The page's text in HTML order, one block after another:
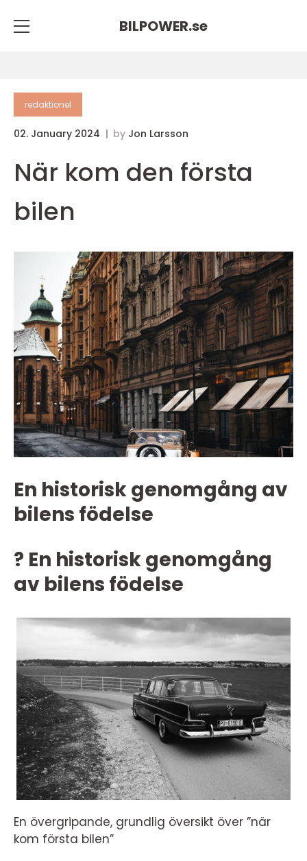
BILPOWER.se
redaktionel
02. January 2024 by Jon Larsson
När kom den första
bilen
En historisk genomgång av
bilens födelse
? En historisk genomgång
av bilens födelse
En övergripande, grundlig översikt över ”när
kom första bilen”